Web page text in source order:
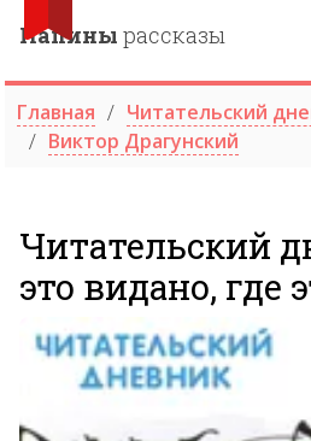
Папины рассказы
Главная
Читательский
Виктор Драгунский
Читательский
это видано, где